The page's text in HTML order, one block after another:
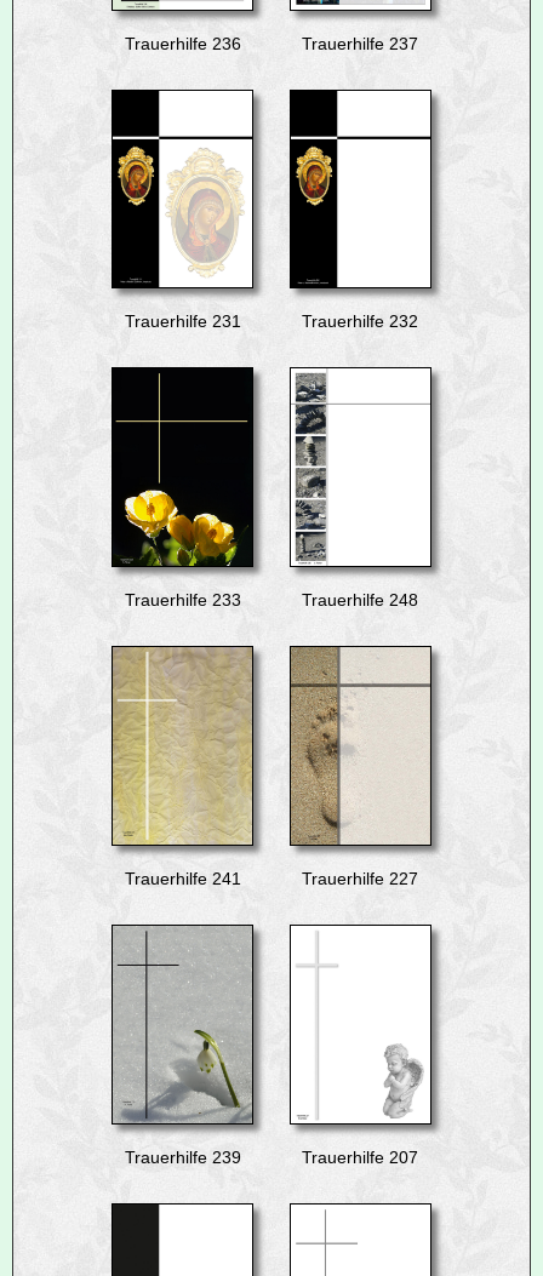
Trauerhilfe 236 Trauerhilfe 237
Trauerhilfe 231 Trauerhilfe 232
Trauerhilfe 233 Trauerhilfe 248
Trauerhilfe 241 Trauerhilfe 227
Trauerhilfe 239 Trauerhilfe 207